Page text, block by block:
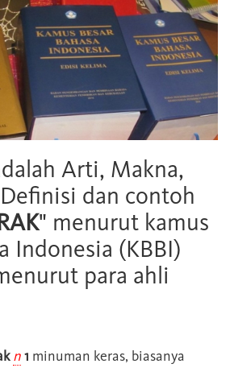
Arti, Makna,
dan contoh
" menurut kamus
Indonesia (KBBI)
para ahli
n1 minuman keras, biasanya